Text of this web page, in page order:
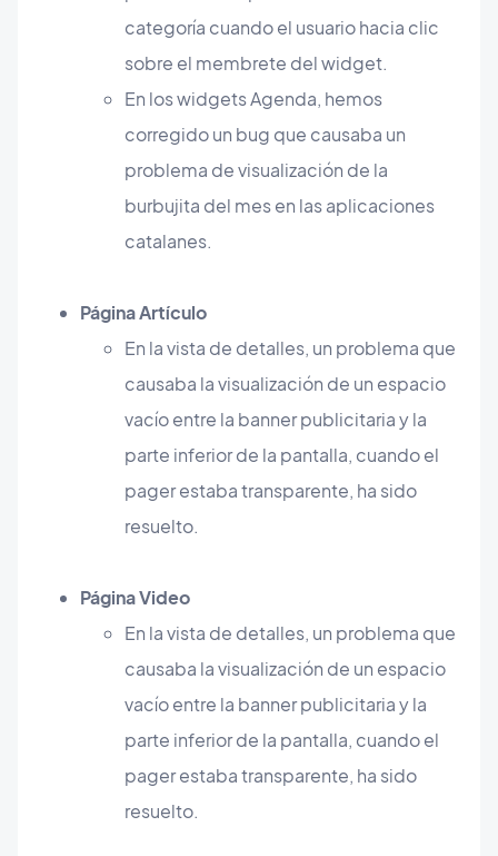
categoría cuando el usuario hacia clic
sobre el membrete del widget.
En los widgets Agenda, hemos
corregido un bug que causaba un
problema de visualización de la
burbujita del mes en las aplicaciones
catalanes.
Página Artículo
En la vista de detalles, un problema que
causaba la visualización de un espacio
vacío entre la banner publicitaria y la
parte inferior de la pantalla, cuando el
pager estaba transparente, ha sido
resuelto.
Página Video
En la vista de detalles, un problema que
causaba la visualización de un espacio
vacío entre la banner publicitaria y la
parte inferior de la pantalla, cuando el
pager estaba transparente, ha sido
resuelto.